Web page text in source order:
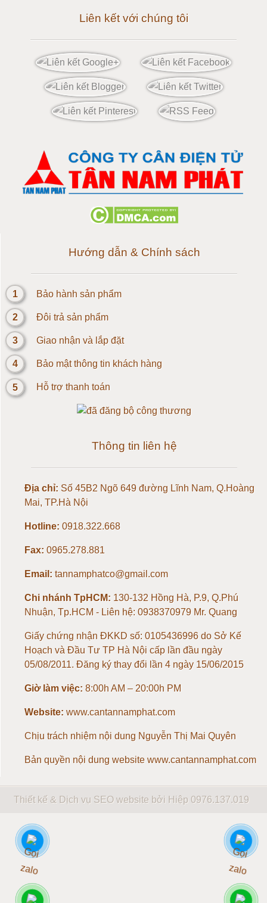
Cân điện tử 60 tấn
Cân điện tử 80 tấn
Cân điện tử 100 tấn
Cân điện tử 120 tấn
Cân điện tử 150 tấn
Loadcell 300g
Cảm biến Loadcell 2kg
Loadcell 3kg
Loadcell 5kg
Loadcell 10kg
Loadcell 20kg
Loadcell 100kg
Loadcell 150kg
Loadcell 200kg
Loadcell 500kg
Loadcell 1 tấn
Loadcell 3 tấn
Loadcell 5 tấn
Loadcell 20 tấn
Loadcell 30 tấn
Loadcell 40 tấn
Loadcell 50 tấn
Liên kết với chúng tôi
Hướng dẫn & Chính sách
1 Bảo hành sản phẩm
2 Đôi trả sản phẩm
3 Giao nhận và lắp đặt
4 Bảo mật thông tin khách hàng
5 Hỗ trợ thanh toán
Thông tin liên hệ
Địa chỉ: Số 45B2 Ngõ 649 đường Lĩnh Nam, Q.Hoàng
Mai, TP.Hà Nội
Hotline: 0918.322.668
Fax: 0965.278.881
Email: tannamphatco@gmail.com
Chi nhánh TpHCM: 130-132 Hồng Hà, P.9, Q.Phú
Nhuận, Tp.HCM - Liên hệ: 0938370979 Mr. Quang
Giấy chứng nhận ĐKKD số: 0105436996 do Sở Kế
Hoạch và Đầu Tư TP Hà Nội cấp lần đầu ngày
05/08/2011. Đăng ký thay đổi lần 4 ngày 15/06/2015
Giờ làm việc: 8:00h AM – 20:00h PM
Website: www.cantannamphat.com
Chịu trách nhiệm nội dung Nguyễn Thị Mai Quyên
Bản quyền nội dung website www.cantannamphat.com
Thiết kế & Dịch vụ SEO website bởi Hiệp 0976.137.019